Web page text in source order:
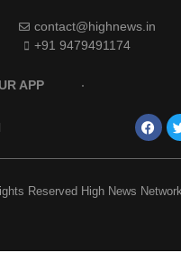
contact@highnews.in
+91 9479491174
APP
Reserved High News